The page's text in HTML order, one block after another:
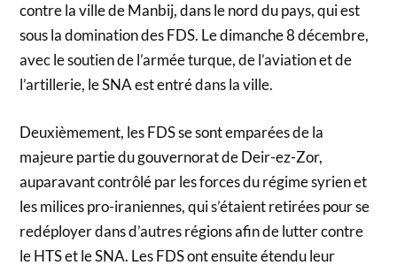
contre la ville de Manbij, dans le nord du pays, qui est
sous la domination des FDS. Le dimanche 8 décembre,
avec le soutien de l’armée turque, de l’aviation et de
l’artillerie, le SNA est entré dans la ville.
Deuxièmement, les FDS se sont emparées de la
majeure partie du gouvernorat de Deir-ez-Zor,
auparavant contrôlé par les forces du régime syrien et
les milices pro-iraniennes, qui s’étaient retirées pour se
redéployer dans d’autres régions afin de lutter contre
le HTS et le SNA. Les FDS ont ensuite étendu leur